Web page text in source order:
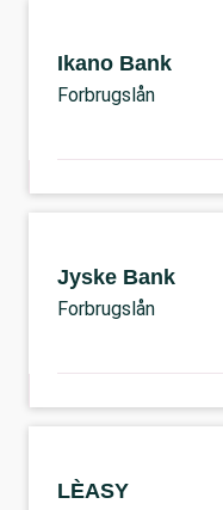
Ikano Bank
Forbrugslån
Jyske Bank
Forbrugslån
LÈASY